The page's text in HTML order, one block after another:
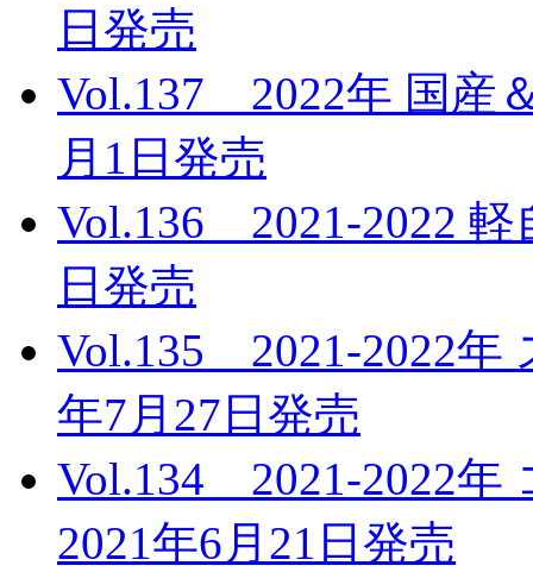
日発売
Vol.137 2022年 国産
月1日発売
Vol.136 2021-2022
日発売
Vol.135 2021-2022
年7月27日発売
Vol.134 2021-2022
2021年6月21日発売